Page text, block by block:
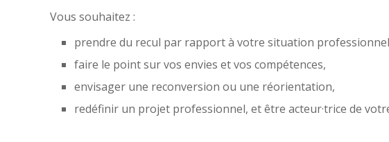
Vous souhaitez :
prendre du recul par rapport à votre situation
faire le point sur vos envies et vos compétences,
envisager une reconversion ou une réorientation,
redéfinir un projet professionnel, et être acteur·trice de